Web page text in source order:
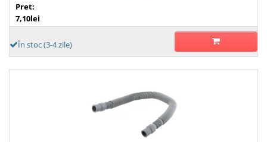
Pret:
7,10lei
În stoc (3-4 zile)